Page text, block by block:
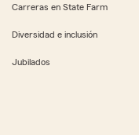
Carreras en State Farm
Diversidad e inclusión
Jubilados